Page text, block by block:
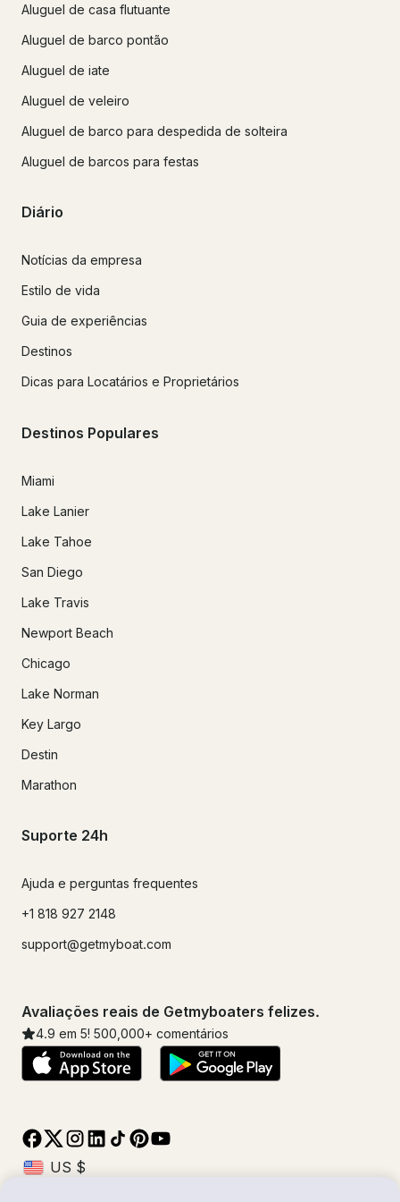
Aluguel de casa flutuante
Aluguel de barco pontão
Aluguel de iate
Aluguel de veleiro
Aluguel de barco para despedida de solteira
Aluguel de barcos para festas
Diário
Notícias da empresa
Estilo de vida
Guia de experiências
Destinos
Dicas para Locatários e Proprietários
Destinos Populares
Miami
Lake Lanier
Lake Tahoe
San Diego
Lake Travis
Newport Beach
Chicago
Lake Norman
Key Largo
Destin
Marathon
Suporte 24h
Ajuda e perguntas frequentes
+1 818 927 2148
support@getmyboat.com
Avaliações reais de Getmyboaters felizes.
4.9 em 5! 500,000+ comentários